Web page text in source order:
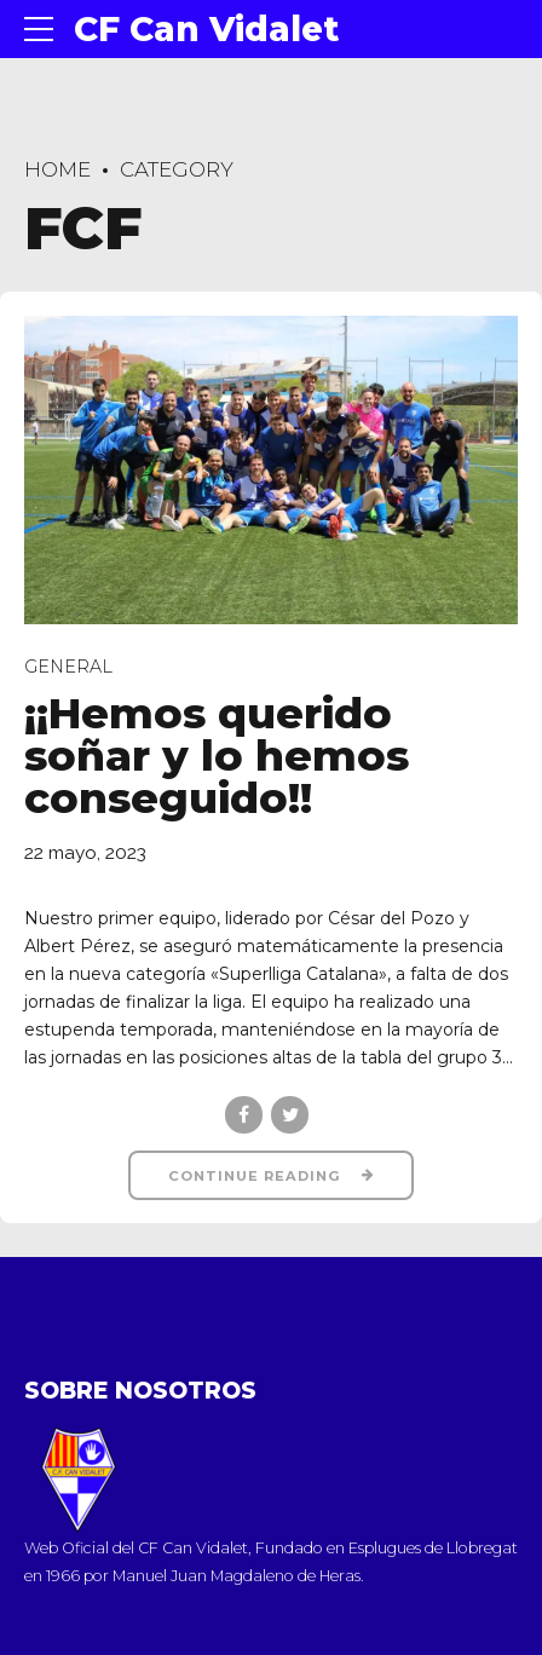
CF Can Vidalet
Ll 08950, Barcelona
HOME CATEGORY
FCF
GENERAL
¡¡Hemos querido
soñar y lo hemos
conseguido!!
22 mayo, 2023
Nuestro primer equipo, liderado por César del Pozo y
Albert Pérez, se aseguró matemáticamente la presencia
en la nueva categoría «Superlliga Catalana», a falta de dos
jornadas de finalizar la liga. El equipo ha realizado una
estupenda temporada, manteniéndose en la mayoría de
las jornadas en las posiciones altas de la tabla del grupo 3...
CONTINUE READING
SOBRE NOSOTROS
Web Oficial del CF Can Vidalet, Fundado en Esplugues de Llobregat
en 1966 por Manuel Juan Magdaleno de Heras.